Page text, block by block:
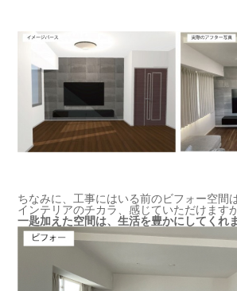
ちなみに、工事にはいる前のビフォー空間
インテリアのチカラ、感じていただけます
一匙加えた空間は、生活を豊かにしてくれ